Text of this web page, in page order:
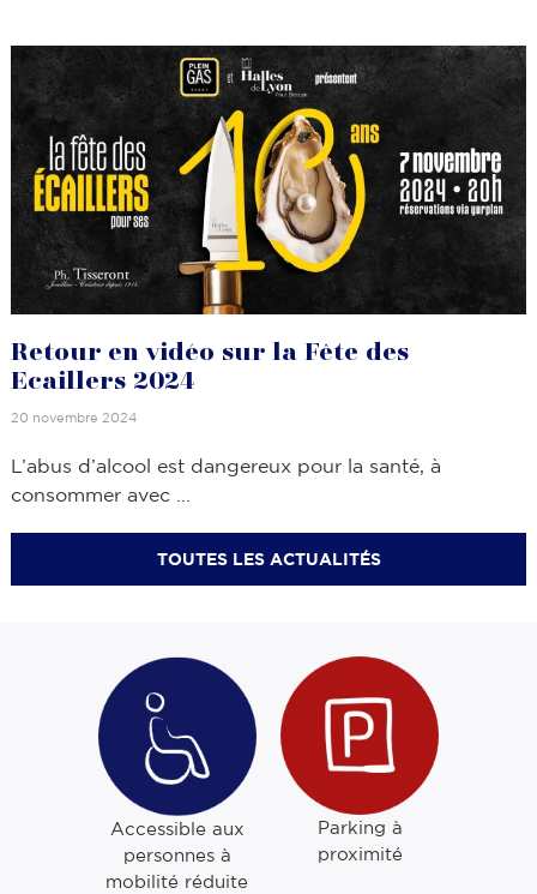
Retour en vidéo sur la Fête des
Ecaillers 2024
20 novembre 2024
L’abus d’alcool est dangereux pour la santé, à
consommer avec ...
TOUTES LES ACTUALITÉS
Accessible aux
personnes à
mobilité réduite
Parking à
proximité